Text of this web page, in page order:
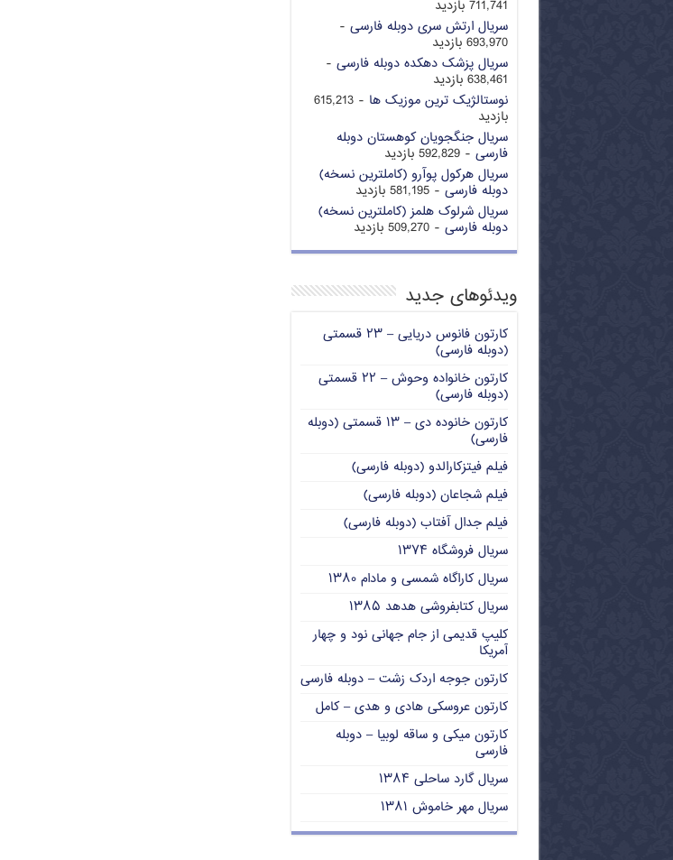
711,741 بازدید
سریال ارتش سری دوبله فارسی -
693,970 بازدید
سریال پزشک دهکده دوبله فارسی -
638,461 بازدید
نوستالژیک ترین موزیک ها
- 615,213
بازدید
سریال جنگجویان کوهستان دوبله
فارسی - 592,829 بازدید
سریال هرکول پوآرو (کاملترین نسخه)
دوبله فارسی - 581,195 بازدید
سریال شرلوک هلمز (کاملترین نسخه)
دوبله فارسی - 509,270 بازدید
ویدئوهای جدید
کارتون فانوس دریایی – ۲۳ قسمتی
(دوبله فارسی)
کارتون خانواده وحوش – ۲۲ قسمتی
(دوبله فارسی)
کارتون خانوده دی – ۱۳ قسمتی (دوبله
فارسی)
فیلم فیتزکارالدو (دوبله فارسی)
فیلم شجاعان (دوبله فارسی)
فیلم جدال آفتاب (دوبله فارسی)
سریال فروشگاه ۱۳۷۴
سریال کاراگاه شمسی و مادام ۱۳۸۰
سریال کتابفروشی هدهد ۱۳۸۵
کلیپ قدیمی از جام جهانی نود و چهار
آمریکا
کارتون جوجه اردک زشت – دوبله فارسی
کارتون عروسکی هادی و هدی – کامل
کارتون میکی و ساقه لوبیا – دوبله
فارسی
سریال گارد ساحلی ۱۳۸۴
سریال مهر خاموش ۱۳۸۱